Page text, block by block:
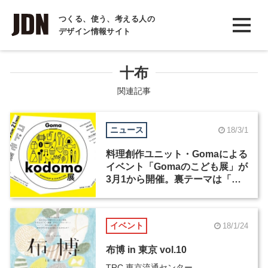
つくる、使う、考える人の
デザイン情報サイト
INTERVIEW
インタビュー
COLUMN
コラム
十布
関連記事
ニュース 18/3/1
料理創作ユニット・Gomaによる
イベント「Gomaのこども展」が
3月1から開催。裏テーマは「ち
イベント 18/1/24
布博 in 東京 vol.10